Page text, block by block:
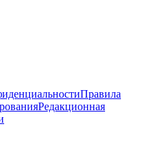
Правила
Редакционная